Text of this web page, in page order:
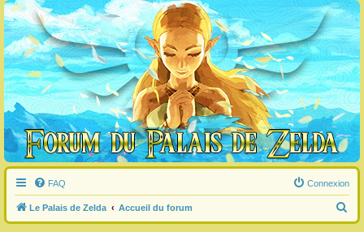
FAQ Connexion
Le Palais de Zelda Accueil du forum
e